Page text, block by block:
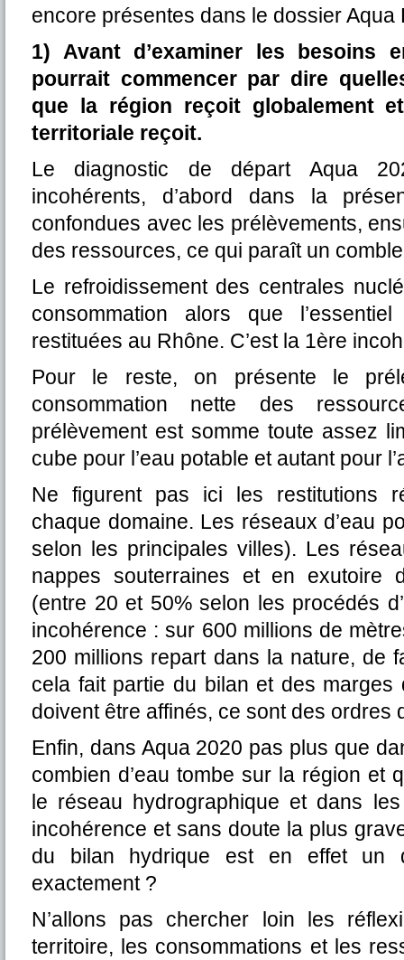
encore présentes dans le dossier Aqua
1) Avant d’examiner les besoins
pourrait commencer par dire
que la région reçoit globalement
territoriale reçoit.
Le diagnostic de départ Aqua
incohérents, d’abord dans la
confondues avec les prélèvements,
des ressources, ce qui paraît un
Le refroidissement des centrales
consommation alors que
restituées au Rhône. C’est la 1ère
Pour le reste, on présente le
consommation nette des
prélèvement est somme toute assez
cube pour l’eau potable et autant pour
Ne figurent pas ici les restitutions
chaque domaine. Les réseaux d’eau
selon les principales villes). Les
nappes souterraines et en exutoire
(entre 20 et 50% selon les procédés
incohérence : sur 600 millions de
200 millions repart dans la nature, de
cela fait partie du bilan et des
doivent être affinés, ce sont des ordres
Enfin, dans Aqua 2020 pas plus que
combien d’eau tombe sur la région et
le réseau hydrographique et dans
incohérence et sans doute la plus
du bilan hydrique est en effet un
exactement ?
N’allons pas chercher loin les
territoire, les consommations et les